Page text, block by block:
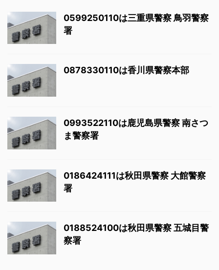
0599250110は三重県警察 鳥羽警察
署
0878330110は香川県警察本部
0993522110は鹿児島県警察 南さつ
ま警察署
0186424111は秋田県警察 大館警察
署
0188524100は秋田県警察 五城目警
察署